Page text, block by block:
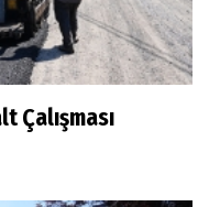
Çalışması